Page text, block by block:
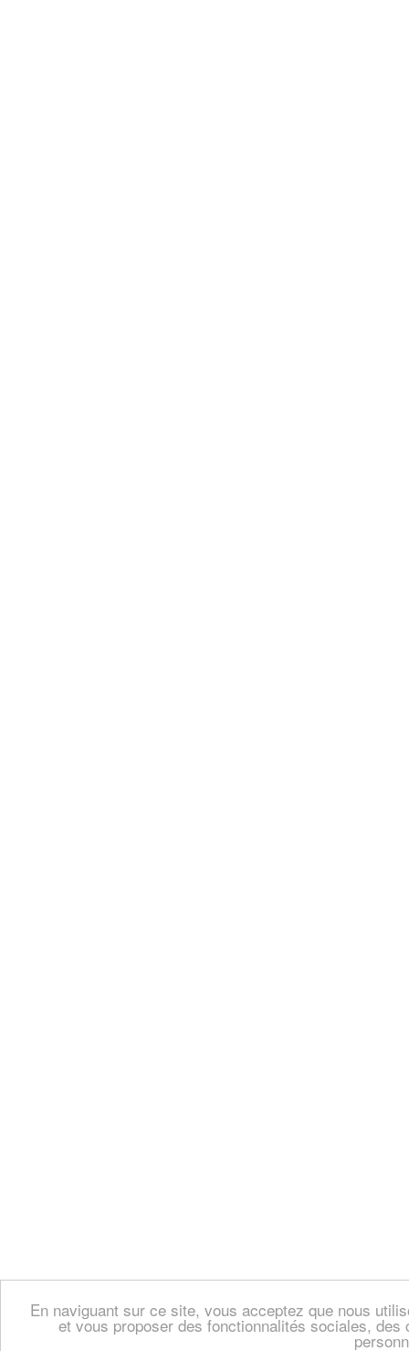
En naviguant sur ce site, vous acceptez que nous
et vous proposer des fonctionnalités sociales,